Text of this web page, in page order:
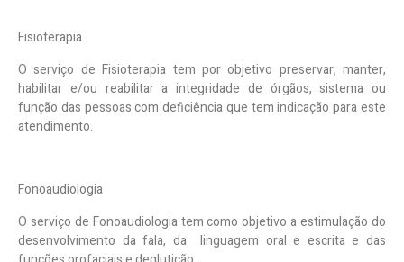
Fisioterapia
O serviço de Fisioterapia tem por objetivo preservar, manter,
habilitar e/ou reabilitar a integridade de órgãos, sistema ou
função das pessoas com deficiência que tem indicação para este
atendimento.
Fonoaudiologia
O serviço de Fonoaudiologia tem como objetivo a estimulação do
desenvolvimento da fala, da linguagem oral e escrita e das